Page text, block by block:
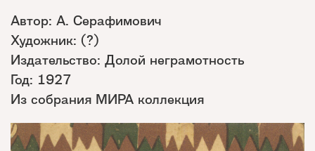
Автор: А. Серафимович
Художник: (?)
Издательство: Долой неграмотность
Год: 1927
Из собрания МИРА коллекция